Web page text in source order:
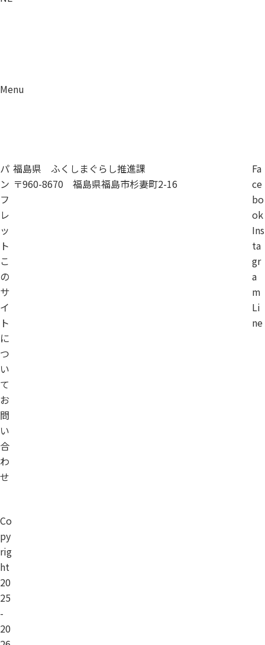
Menu
パ
ン
フ
レ
ッ
ト
こ
の
サ
イ
ト
に
つ
い
て
お
問
い
合
わ
せ
福島県 ふくしまぐらし推進課
〒960-8670 福島県福島市杉妻町2-16
Fa
ce
bo
ok
Ins
ta
gr
a
m
Li
ne
Co
py
rig
ht
20
25
-
20